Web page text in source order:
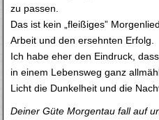
zu passen.
Das ist kein „fleißiges”
Arbeit und den ersehnten Erfolg.
Ich habe eher den Eindruck,
in einem Lebensweg ganz
Licht die Dunkelheit und die
Deiner Güte Morgentau fall auf